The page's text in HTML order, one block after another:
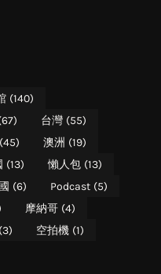
(140)
台灣 (55)
(45) 澳洲 (19)
(13) 懶人包 (13)
(6) Podcast (5)
摩納哥 (4)
(3) 空拍機 (1)